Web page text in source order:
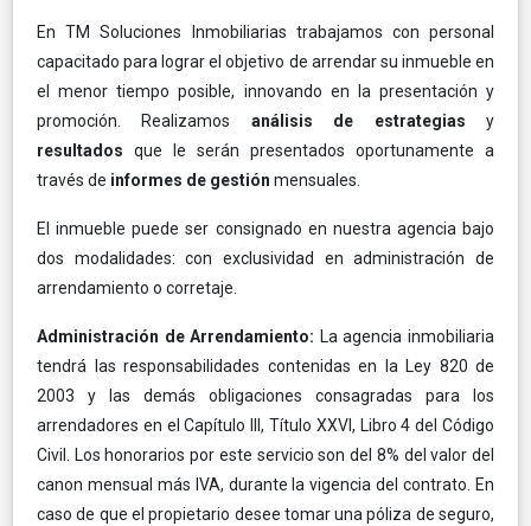
En TM Soluciones Inmobiliarias trabajamos con personal
capacitado para lograr el objetivo de arrendar su inmueble en
el menor tiempo posible, innovando en la presentación y
promoción. Realizamos análisis de estrategiasy
resultados que le serán presentados oportunamente a
través de informes de gestión mensuales.
El inmueble puede ser consignado en nuestra agencia bajo
dos modalidades: con exclusividad en administración de
arrendamiento o corretaje.
Administración de Arrendamiento: La agencia inmobiliaria
tendrá las responsabilidades contenidas en la Ley 820 de
2003 y las demás obligaciones consagradas para los
arrendadores en el Capítulo III, Título XXVI, Libro 4 del Código
Civil. Los honorarios por este servicio son del 8% del valor del
canon mensual más IVA, durante la vigencia del contrato. En
caso de que el propietario desee tomar una póliza de seguro,